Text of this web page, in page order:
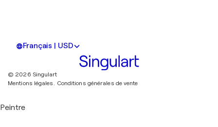
Français | USD
© 2026 Singulart
Mentions légales. Conditions générales de vente
Peintre